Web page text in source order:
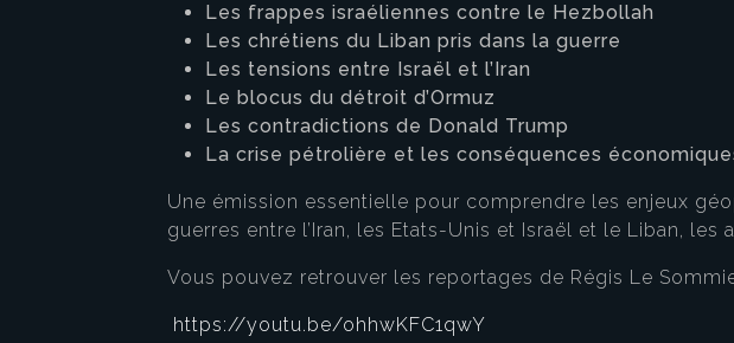
Les frappes israéliennes contre le Hezbollah
Les chrétiens du Liban pris dans la guerre
Les tensions entre Israël et l’Iran
Le blocus du détroit d’Ormuz
Les contradictions de Donald Trump
La crise pétrolière et les conséquences
Une émission essentielle pour comprendre les enjeux
guerres entre l’Iran, les Etats-Unis et Israël et le Liban,
Vous pouvez retrouver les reportages de Régis Le
https://youtu.be/ohhwKFC1qwY